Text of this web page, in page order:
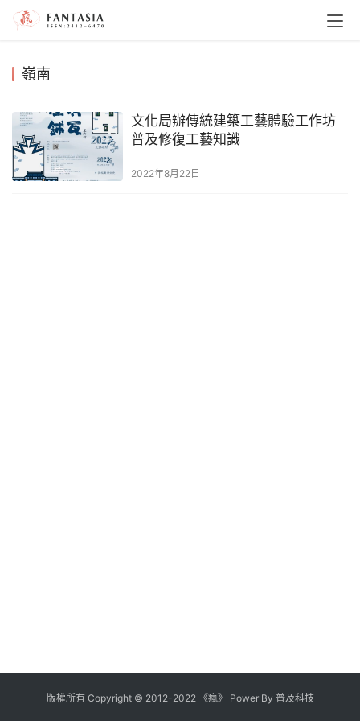
嶺南
文化局辦傳統建築工藝體驗工作坊
普及修復工藝知識
2022年8月22日
版權所有 Copyright © 2012-2022《瘋》 Power By 普及科技